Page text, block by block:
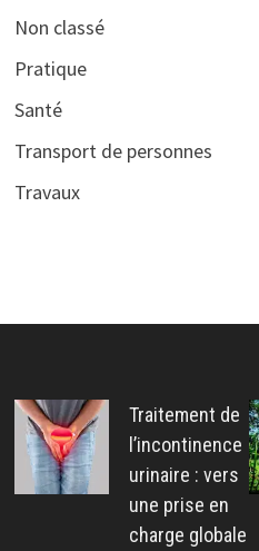
Non classé
Pratique
Santé
Transport de personnes
Travaux
Traitement de
l’incontinence
urinaire : vers
une prise en
charge globale